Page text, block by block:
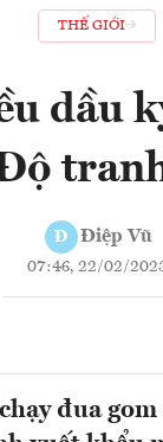
THẾ GIỚI
dầu
Đ Điệp Vũ
07:46, 22/02/
đua